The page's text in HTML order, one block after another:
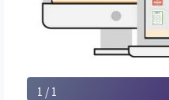
1 / 1